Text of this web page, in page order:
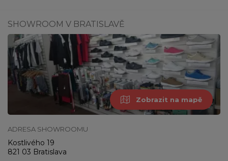
SHOWROOM V BRATISLAVĚ
Zobrazit na mapě
ADRESA SHOWROOMU
Kostlivého 19
821 03 Bratislava